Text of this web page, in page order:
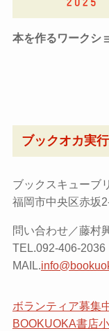
本を作るワークシ
ブックオカ実
ブックスキューブ
福岡市中央区赤坂
問い合わせ／藤村
TEL.092-406-2036
MAIL.
ボランティア募集
BOOKUOKA書店